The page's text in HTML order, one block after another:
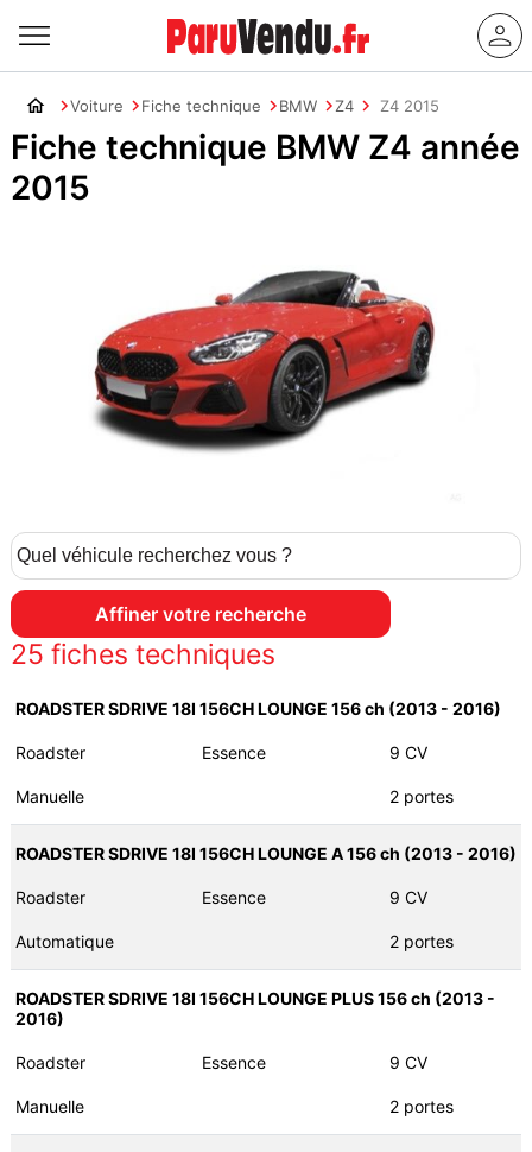
Voiture Fiche technique BMW Z4 Z4 2015
Fiche technique BMW Z4 année
2015
25 fiches techniques
ROADSTER SDRIVE 18I 156CH LOUNGE 156 ch (2013 - 2016)
Roadster Essence 9 CV
Manuelle 2 portes
ROADSTER SDRIVE 18I 156CH LOUNGE A 156 ch (2013 - 2016)
Roadster Essence 9 CV
Automatique 2 portes
ROADSTER SDRIVE 18I 156CH LOUNGE PLUS 156 ch (2013 -
2016)
Roadster Essence 9 CV
Manuelle 2 portes